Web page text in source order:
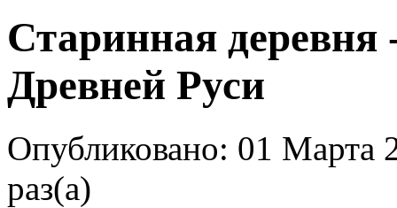
Старинная
Древней Руси
Опубликовано: 01 Марта
раз(а)